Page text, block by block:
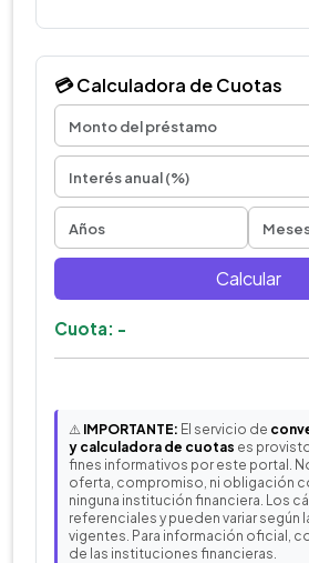
💳 Calculadora de Cuotas
Calcular
Cuota: -
⚠️ IMPORTANTE: El servicio de
y calculadora de cuotas es
fines informativos por este portal.
oferta, compromiso, ni obligación
ninguna institución financiera. Los
referenciales y pueden variar según
vigentes. Para información oficial,
de las instituciones financieras.